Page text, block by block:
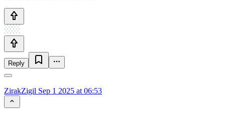
Reply
ZirakZigil Sep 1 2025 at 06:53